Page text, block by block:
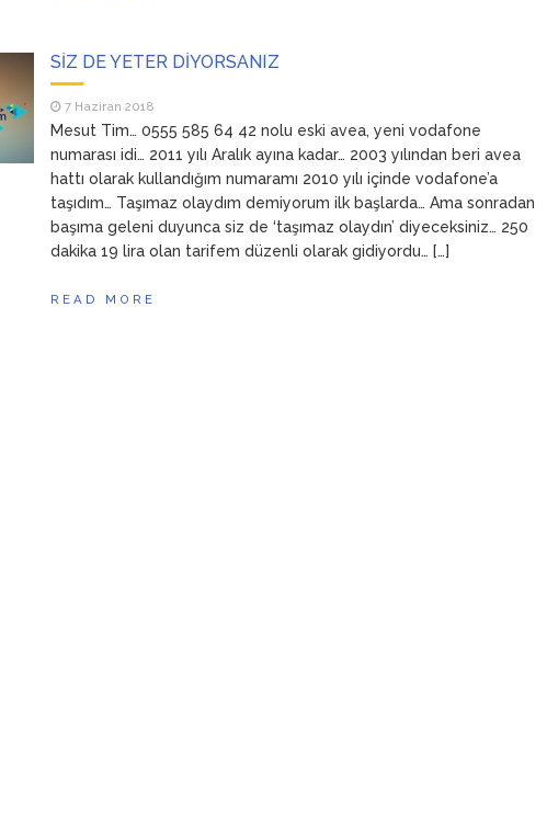
SİZ DE YETER DİYORSANIZ
7 Haziran 2018
Mesut Tim… 0555 585 64 42 nolu eski avea, yeni vodafone
numarası idi… 2011 yılı Aralık ayına kadar… 2003 yılından beri avea
hattı olarak kullandığım numaramı 2010 yılı içinde vodafone’a
taşıdım… Taşımaz olaydım demiyorum ilk başlarda… Ama sonradan
başıma geleni duyunca siz de ‘taşımaz olaydın’ diyeceksiniz… 250
dakika 19 lira olan tarifem düzenli olarak gidiyordu… […]
READ MORE